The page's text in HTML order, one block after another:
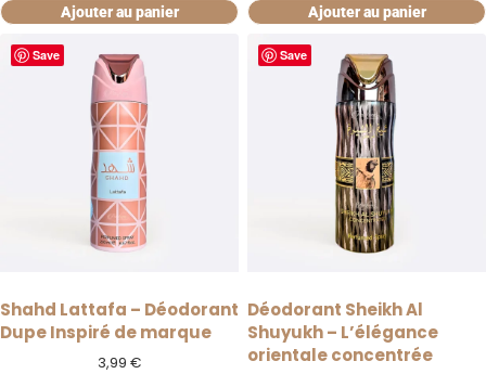
Ajouter au panier Ajouter au panier
Save
Shahd Lattafa – Déodorant
Dupe Inspiré de marque
3,99 €
Save
Déodorant Sheikh Al
Shuyukh – L’élégance
orientale concentrée